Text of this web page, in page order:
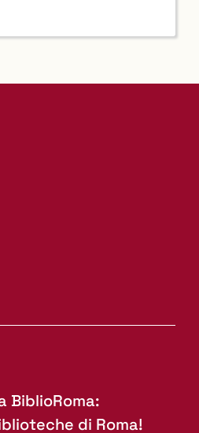
BiblioRoma:
di Roma!